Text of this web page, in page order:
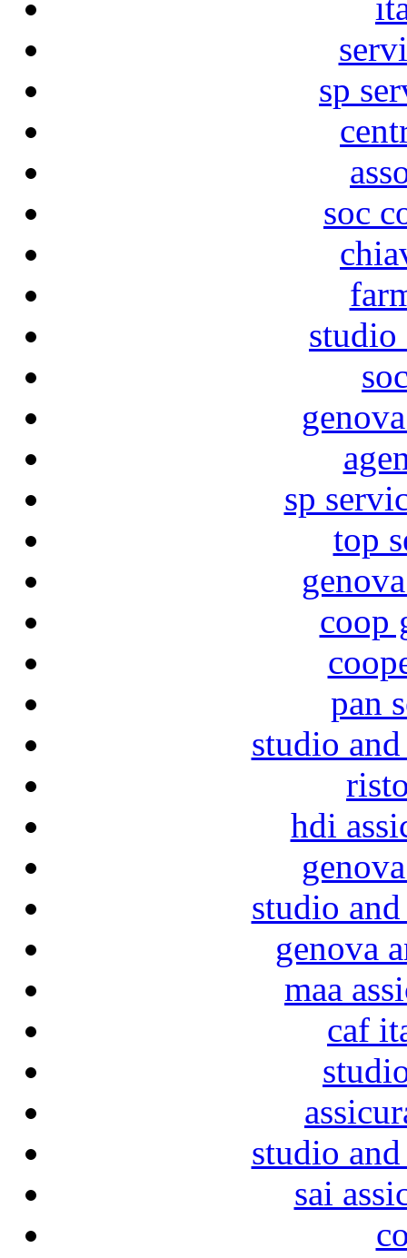
sp
soc
studio
sp
top
coop
pan
studio
hdi
studio
genova
maa
caf
studio
sai